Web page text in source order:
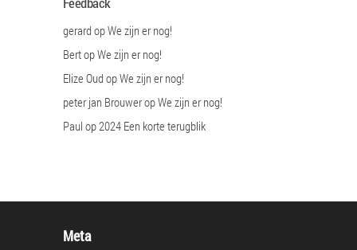
gerard opWe zijn er nog!
BertopWe zijn er nog!
Elize Oud opWe zijn er nog!
peter jan BrouweropWe zijn er nog!
Paul op2024 Een korte terugblik
Meta